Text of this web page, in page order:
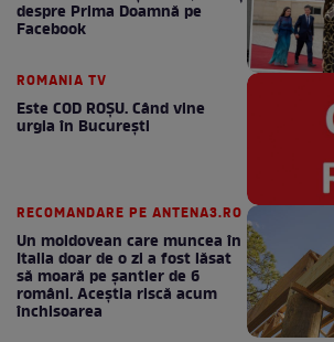
despre Prima Doamnă pe
Facebook
ROMANIA TV
Este COD ROŞU. Când vine
urgia în Bucureşti
RECOMANDARE PE ANTENA3.RO
Un moldovean care muncea în
Italia doar de o zi a fost lăsat
să moară pe şantier de 6
români. Aceștia riscă acum
închisoarea